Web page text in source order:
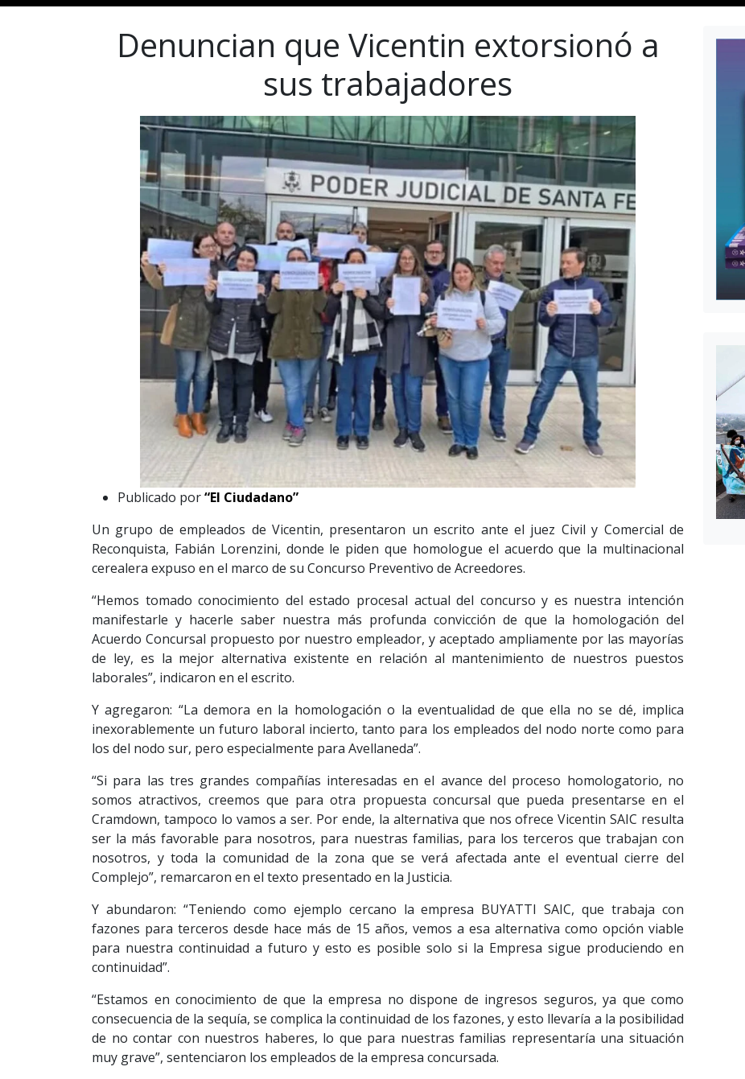
Denuncian que Vicentin extorsionó a
sus trabajadores
Publicado por“El Ciudadano”
Un grupo de empleados de Vicentin, presentaron un escrito ante el juez Civil y Comercial de
Reconquista, Fabián Lorenzini, donde le piden que homologue el acuerdo que la multinacional
cerealera expuso en el marco de su Concurso Preventivo de Acreedores.
“Hemos tomado conocimiento del estado procesal actual del concurso y es nuestra intención
manifestarle y hacerle saber nuestra más profunda convicción de que la homologación del
Acuerdo Concursal propuesto por nuestro empleador, y aceptado ampliamente por las mayorías
de ley, es la mejor alternativa existente en relación al mantenimiento de nuestros puestos
laborales”, indicaron en el escrito.
Y agregaron: “La demora en la homologación o la eventualidad de que ella no se dé, implica
inexorablemente un futuro laboral incierto, tanto para los empleados del nodo norte como para
los del nodo sur, pero especialmente para Avellaneda”.
“Si para las tres grandes compañías interesadas en el avance del proceso homologatorio, no
somos atractivos, creemos que para otra propuesta concursal que pueda presentarse en el
Cramdown, tampoco lo vamos a ser. Por ende, la alternativa que nos ofrece Vicentin SAIC resulta
ser la más favorable para nosotros, para nuestras familias, para los terceros que trabajan con
nosotros, y toda la comunidad de la zona que se verá afectada ante el eventual cierre del
Complejo”, remarcaron en el texto presentado en la Justicia.
Y abundaron: “Teniendo como ejemplo cercano la empresa BUYATTI SAIC, que trabaja con
fazones para terceros desde hace más de 15 años, vemos a esa alternativa como opción viable
para nuestra continuidad a futuro y esto es posible solo si la Empresa sigue produciendo en
continuidad”.
“Estamos en conocimiento de que la empresa no dispone de ingresos seguros, ya que como
consecuencia de la sequía, se complica la continuidad de los fazones, y esto llevaría a la posibilidad
de no contar con nuestros haberes, lo que para nuestras familias representaría una situación
muy grave”, sentenciaron los empleados de la empresa concursada.